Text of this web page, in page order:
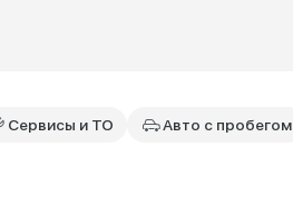
Сервисы и ТО Авто с пробегом